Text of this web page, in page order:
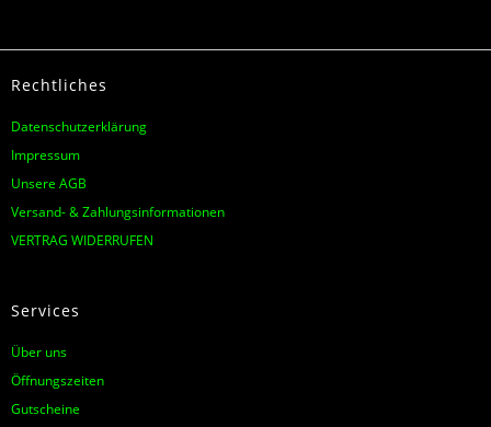
Rechtliches
Datenschutzerklärung
Impressum
Unsere AGB
Versand- & Zahlungsinformationen
VERTRAG WIDERRUFEN
Services
Über uns
Öffnungszeiten
Gutscheine